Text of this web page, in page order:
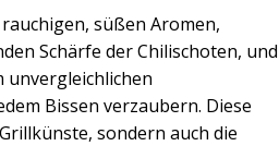
süßen Aromen,
Schärfe der Chilischoten, und
unvergleichlichen
Bissen verzaubern. Diese
sondern auch die